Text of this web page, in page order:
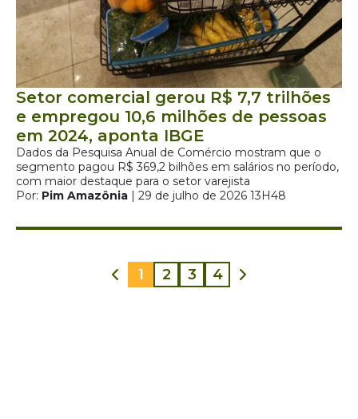
Setor comercial gerou R$ 7,7 trilhões
e empregou 10,6 milhões de pessoas
em 2024, aponta IBGE
Dados da Pesquisa Anual de Comércio mostram que o
segmento pagou R$ 369,2 bilhões em salários no período,
com maior destaque para o setor varejista
Por: Pim Amazônia | 29 de julho de 2026 13H48
1 2 3 4